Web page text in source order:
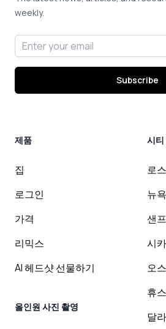
weekly.
Email address
Subscribe
제품
집
로그인
가격
리믹스
AI 헤드샷 선물하기
올인원 사진 촬영
시
로
뉴
샌
시
오
휴
달